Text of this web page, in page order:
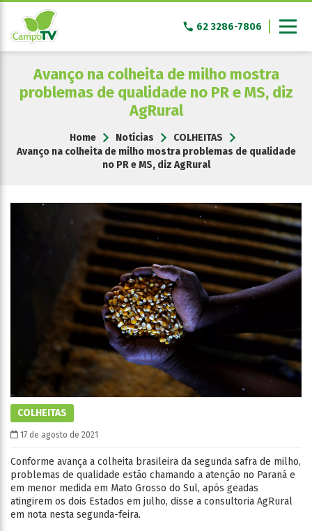
Pular
conteúdo
62 3286-7806
Avanço na colheita de milho mostra
problemas de qualidade no PR e MS, diz
AgRural
Home Notícias
COLHEITAS
Avanço na colheita de milho mostra problemas de qualidade
no PR e MS, diz AgRural
COLHEITAS
17 de agosto de 2021
Conforme avança a colheita brasileira da segunda safra de milho,
problemas de qualidade estão chamando a atenção no Paraná e
em menor medida em Mato Grosso do Sul, após geadas
atingirem os dois Estados em julho, disse a consultoria AgRural
em nota nesta segunda-feira.